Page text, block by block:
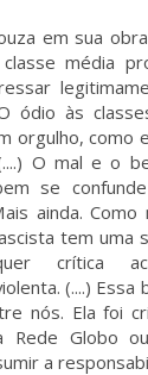
em sua
média
ódio às
orgulho, como
O mal e o
se
ainda.
tem uma
crítica
(....) Essa
nós. Ela foi
Rede Globo
a